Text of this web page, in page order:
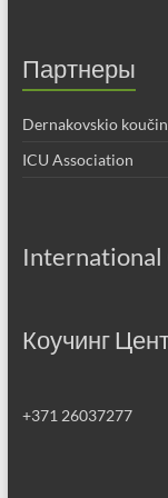
Партнеры
Dernakovskio
ICU Association
International
Коучинг
+371 26037277